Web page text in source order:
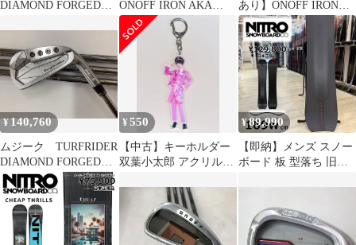
DIAMOND FORGED
中古 ゴルフドゥ！白
山松任店【最短即日発
送】
ONOFF IRON AKA
FF HIGH REPULSION
KICK FF-521I Rフレ
ックス アイアンセッ
ト 中古 ゴルフド
ゥ！札幌東苗穂店【最
短即日発送】
あり】ONOFF IRON
AKA 2016 SMOOTH
KICK MP-516I Rフレ
ックス アイアンセッ
ト 中古 ゴルフド
ゥ！多摩ニュータウン
店【最短即日発送】
¥140,760
ムジーク TURFRIDER
DIAMOND FORGED
2 ﾀﾞｲﾅﾐｯｸｺﾞｰﾙﾄ105ﾞ
S200フレックス アイ
アンセット 中古【最
短即日発送】
¥550
【中古】キーホルダー
双葉小太郎 アクリルキ
Anniversary Live
-9BICARide-」
¥89,990
【即納】メンズ スノー
ボード 板 型落ち 旧モ
ンテラ 25-26 オールラ
ウンド カービング キャ
ンバー